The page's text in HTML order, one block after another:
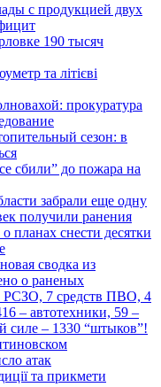
с продукцией двух
190 тысяч
та літієві
прокуратура
сезон: в
сбили” до пожара на
забрали еще одну
получили ранения
планах снести десятки
сводка из
о раненых
РСЗО, 7 средств ПВО, 4
– автотехники, 59 –
силе – 1330 “штыков”!
атак
та прикмети